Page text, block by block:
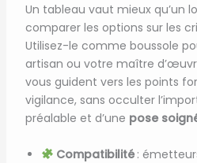
Un tableau vaut mieux qu’un
comparer les options sur les
Utilisez-le comme boussole
artisan ou votre maître
vous guident vers les points
vigilance, sans occulter
préalable et d’une pose
Compatibilité :